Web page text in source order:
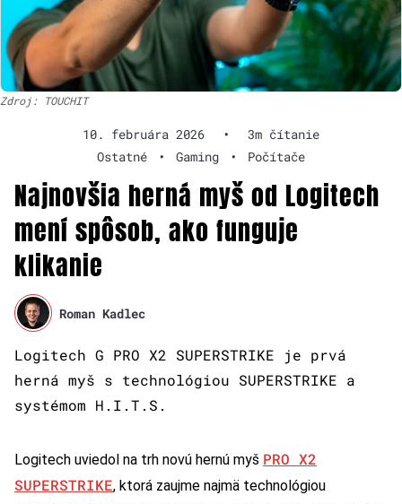
Zdroj: TOUCHIT
10. februára 2026 •
3m čítanie
Ostatné
• Gaming • Počítače
Najnovšia herná myš od Logitech
mení spôsob, ako funguje
klikanie
Roman Kadlec
Logitech G PRO X2 SUPERSTRIKE je prvá
herná myš s technológiou SUPERSTRIKE a
systémom H.I.T.S.
Logitech uviedol na trh novú hernú myš PRO X2
SUPERSTRIKE, ktorá zaujme najmä technológiou